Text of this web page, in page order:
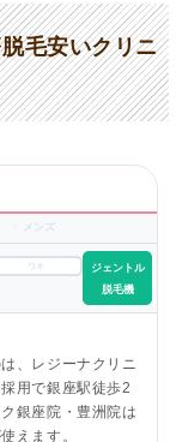
毛安いクリニ
♂ メンズ
ワキ
ジェントル
脱毛機
、レジーナクリニ
用で銀座駅徒歩2
銀座院・豊洲院は
えます。